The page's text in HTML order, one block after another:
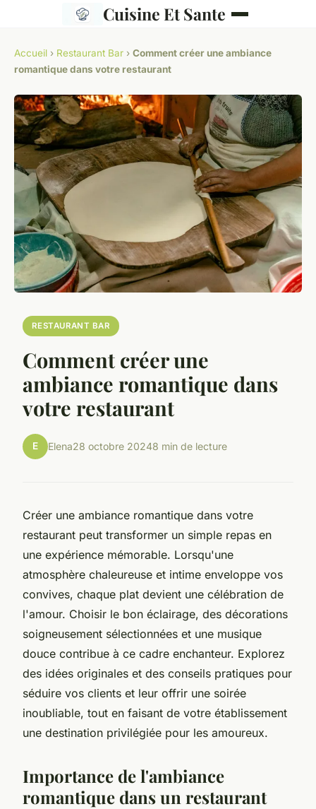
Cuisine Et Sante
Accueil › Restaurant Bar › Comment créer une ambiance
romantique dans votre restaurant
RESTAURANT BAR
Comment créer une
ambiance romantique dans
votre restaurant
E Elena28 octobre 20248 min de lecture
Créer une ambiance romantique dans votre
restaurant peut transformer un simple repas en
une expérience mémorable. Lorsqu'une
atmosphère chaleureuse et intime enveloppe vos
convives, chaque plat devient une célébration de
l'amour. Choisir le bon éclairage, des décorations
soigneusement sélectionnées et une musique
douce contribue à ce cadre enchanteur. Explorez
des idées originales et des conseils pratiques pour
séduire vos clients et leur offrir une soirée
inoubliable, tout en faisant de votre établissement
une destination privilégiée pour les amoureux.
Importance de l'ambiance
romantique dans un restaurant